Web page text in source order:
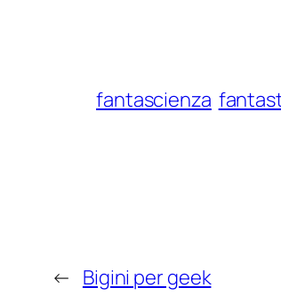
fantascienza
← Bigini per geek